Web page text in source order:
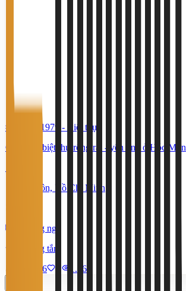
#TS61351979 -
Biệt thự
Cho thuê biệt thự rộng rãi - yên tĩnh ở Hóc Môn
Hóc Môn, Hồ Chí Minh
3 phòng ngủ
4 phòng tắm
8/7/2026
1.567